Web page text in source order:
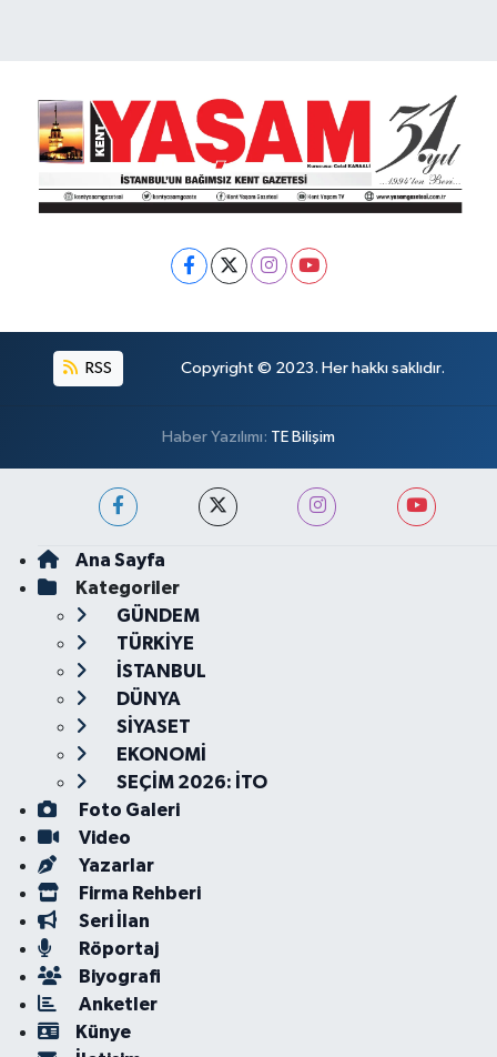
RSS Copyright © 2023. Her hakkı saklıdır.
Haber Yazılımı: TE Bilişim
Ana Sayfa
Kategoriler
GÜNDEM
TÜRKİYE
İSTANBUL
DÜNYA
SİYASET
EKONOMİ
SEÇİM 2026: İTO
Foto Galeri
Video
Yazarlar
Firma Rehberi
Seri İlan
Röportaj
Biyografi
Anketler
Künye